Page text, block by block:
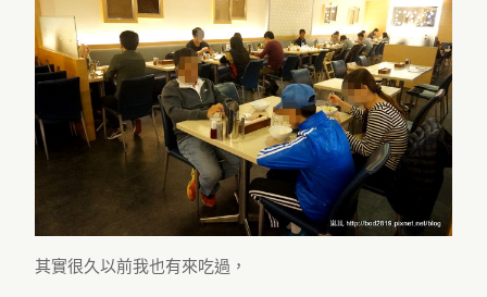
其實很久以前我也有來吃過，